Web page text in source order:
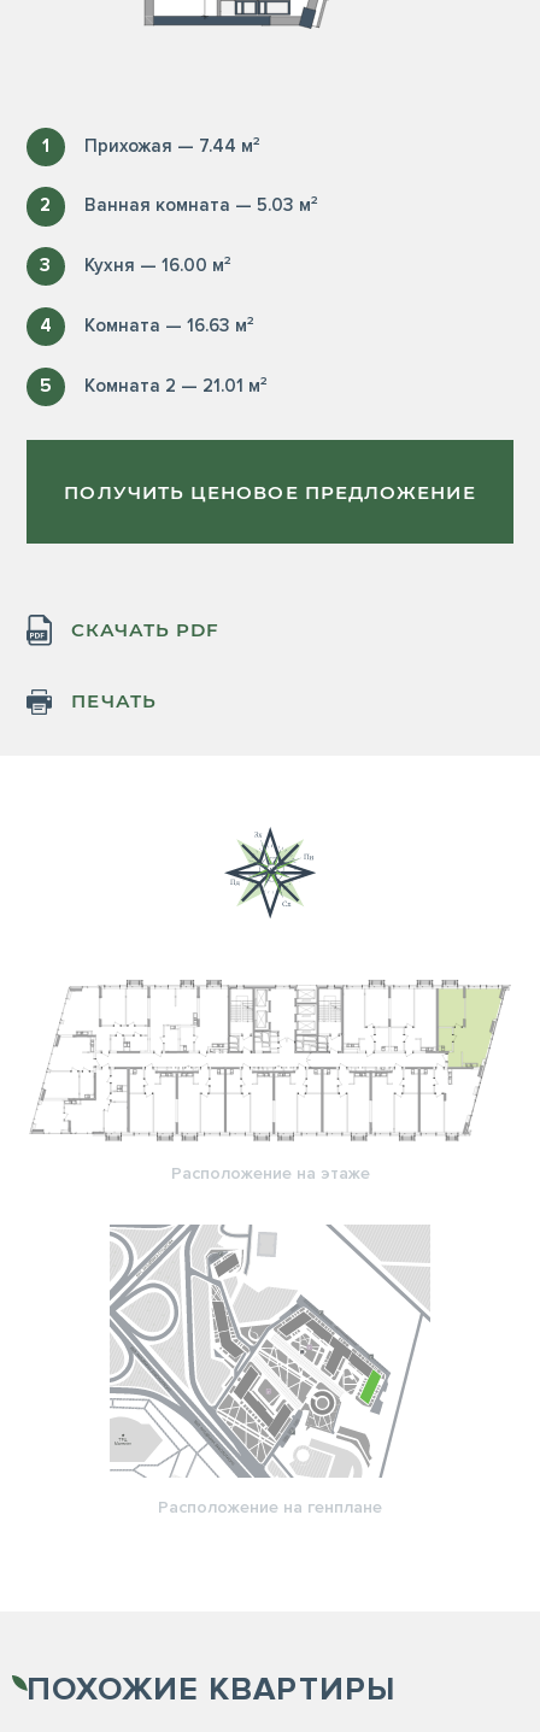
1 Прихожая — 7.44 м²
2 Ванная комната — 5.03 м²
3 Кухня — 16.00 м²
4 Комната — 16.63 м²
5 Комната 2 — 21.01 м²
ПОЛУЧИТЬ ЦЕНОВОЕ ПРЕДЛОЖЕНИЕ
СКАЧАТЬ PDF
ПЕЧАТЬ
Расположение на этаже
Расположение на генплане
ПОХОЖИЕ КВАРТИРЫ